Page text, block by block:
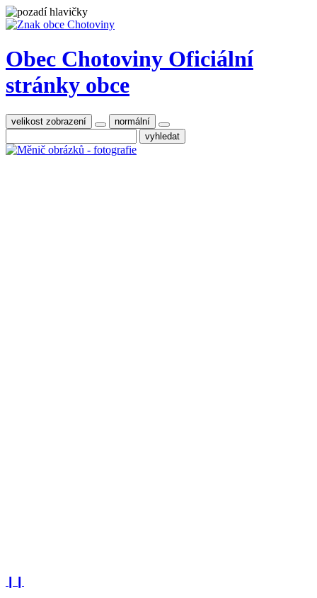
Obec Chotoviny Oficiální
stránky obce
velikost zobrazení normální